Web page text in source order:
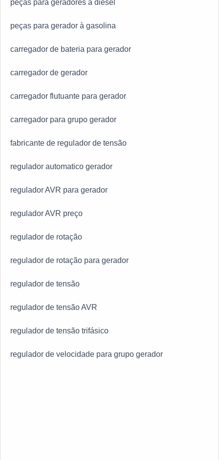
peças para geradores à diesel
peças para gerador à gasolina
carregador de bateria para gerador
carregador de gerador
carregador flutuante para gerador
carregador para grupo gerador
fabricante de regulador de tensão
regulador automatico gerador
regulador AVR para gerador
regulador AVR preço
regulador de rotação
regulador de rotação para gerador
regulador de tensão
regulador de tensão AVR
regulador de tensão trifásico
regulador de velocidade para grupo gerador